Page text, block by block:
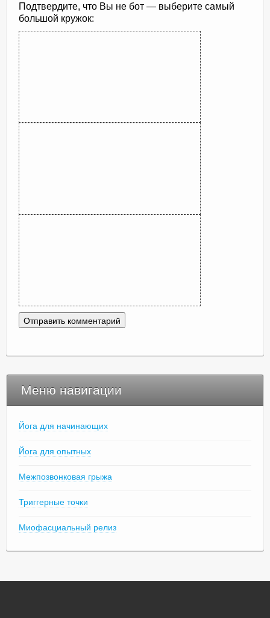
Подтвердите, что Вы не бот — выберите самый
большой кружок:
Меню навигации
Йога для начинающих
Йога для опытных
Межпозвонковая грыжа
Триггерные точки
Миофасциальный релиз